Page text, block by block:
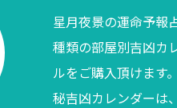
星月夜景の運命予報
種類の部屋別吉凶カ
ルをご購入頂けます
秘吉凶カレンダーは